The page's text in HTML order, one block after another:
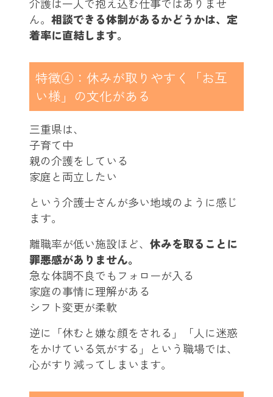
ん。 相談できる体制があるかどうかは、定
着率に直結します。
特徴④：休みが取りやすく「お互
い様」の文化がある
三重県は、
子育て中
親の介護をしている
家庭と両立したい
という介護士さんが多い地域のように感じ
ます。
離職率が低い施設ほど、 休みを取ることに
罪悪感がありません。
急な体調不良でもフォローが入る
家庭の事情に理解がある
シフト変更が柔軟
逆に「休むと嫌な顔をされる」「人に迷惑
をかけている気がする」という職場では、
心がすり減ってしまいます。